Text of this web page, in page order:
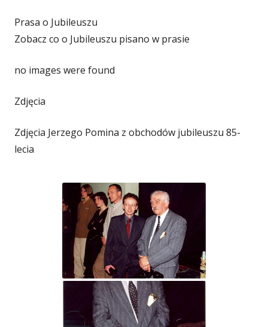
Prasa o Jubileuszu
Zobacz co o Jubileuszu pisano w prasie
no images were found
Zdjęcia
Zdjęcia Jerzego Pomina z obchodów jubileuszu 85-
lecia